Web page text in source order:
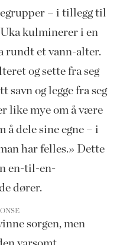
– i tillegg til
kulminerer i en
rundt et vann-alter.
og sette fra seg
savn og legge fra seg
like mye om å være
å dele sine egne – i
har felles.» Dette
en-til-en-
dører.
sorgen, men